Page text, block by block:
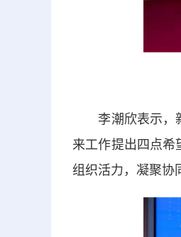
李潮欣表示，新
来工作提出四点希
组织活力，凝聚协